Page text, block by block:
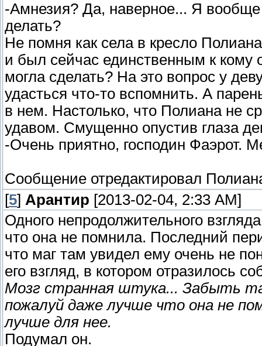
-Амнезия? Да, наверное... Я
делать?
Не помня как села в кресло
и был сейчас единственным к
могла сделать? На это вопрос у
удасться что-то вспомнить. А
в нем. Настолько, что Полиана не
удавом. Смущенно опустив глаза
-Очень приятно, господин Фаэрот.
Сообщение отредактировал
[5] Арантир [2013-02-04, 2:33 AM]
Одного непродолжительного
что она не помнила. Последний
что маг там увидел ему очень не
его взгляд, в котором отразилось
Мозг странная штука... Забыть
пожалуй даже лучше что она не
лучше для нее.
Подумал он.